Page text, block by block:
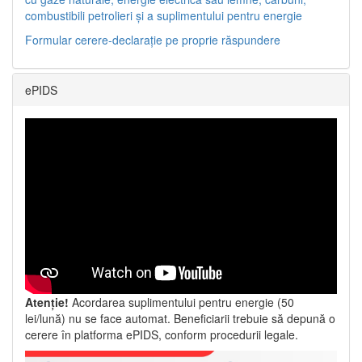
combustibili petrolieri și a suplimentului pentru energie
Formular cerere-declarație pe proprie răspundere
ePIDS
Atenție! Acordarea suplimentului pentru energie (50
lei/lună) nu se face automat. Beneficiarii trebuie să depună o
cerere în platforma ePIDS, conform procedurii legale.